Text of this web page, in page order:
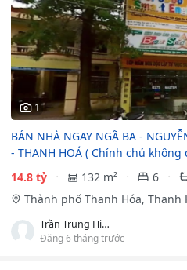
1
BÁN NHÀ NGAY NGÃ BA -
- THANH HOÁ ( Chính chủ không
14.8 tỷ
132 m² 6
Thành phố Thanh Hóa, Thanh
Trần Trung Hiếu
Đăng 6 tháng trước